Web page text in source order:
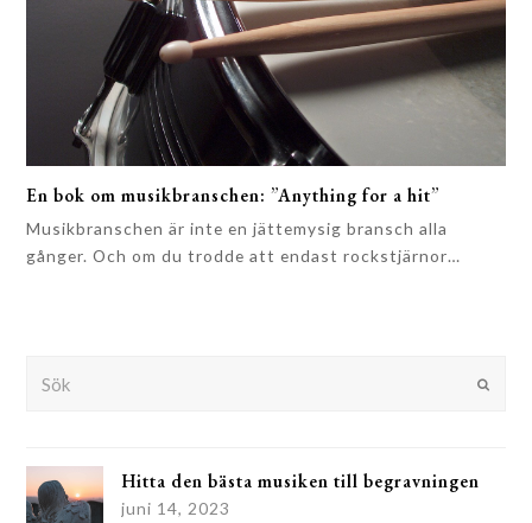
En bok om musikbranschen: ”Anything for a hit”
Musikbranschen är inte en jättemysig bransch alla
gånger. Och om du trodde att endast rockstjärnor…
Submit
Hitta den bästa musiken till begravningen
juni 14, 2023